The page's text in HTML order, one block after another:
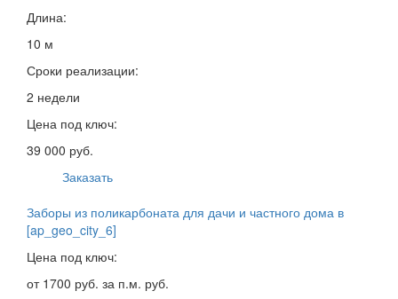
Длина:
10 м
Сроки реализации:
2 недели
Цена под ключ:
39 000 руб.
Заказать
Заборы из поликарбоната для дачи и частного дома в
[ap_geo_city_6]
Цена под ключ:
от 1700 руб. за п.м. руб.